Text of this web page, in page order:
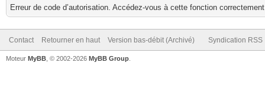
Erreur de code d’autorisation. Accédez-vous à cette fonction
Contact Retourner en haut Version bas-débit (Archivé) Syndication RSS
Moteur MyBB , © 2002-2026 MyBB Group